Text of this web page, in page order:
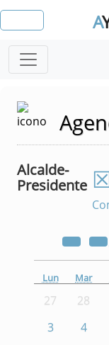
A
Alcalde-
Presidente
Lun Mar
27 28
3
4